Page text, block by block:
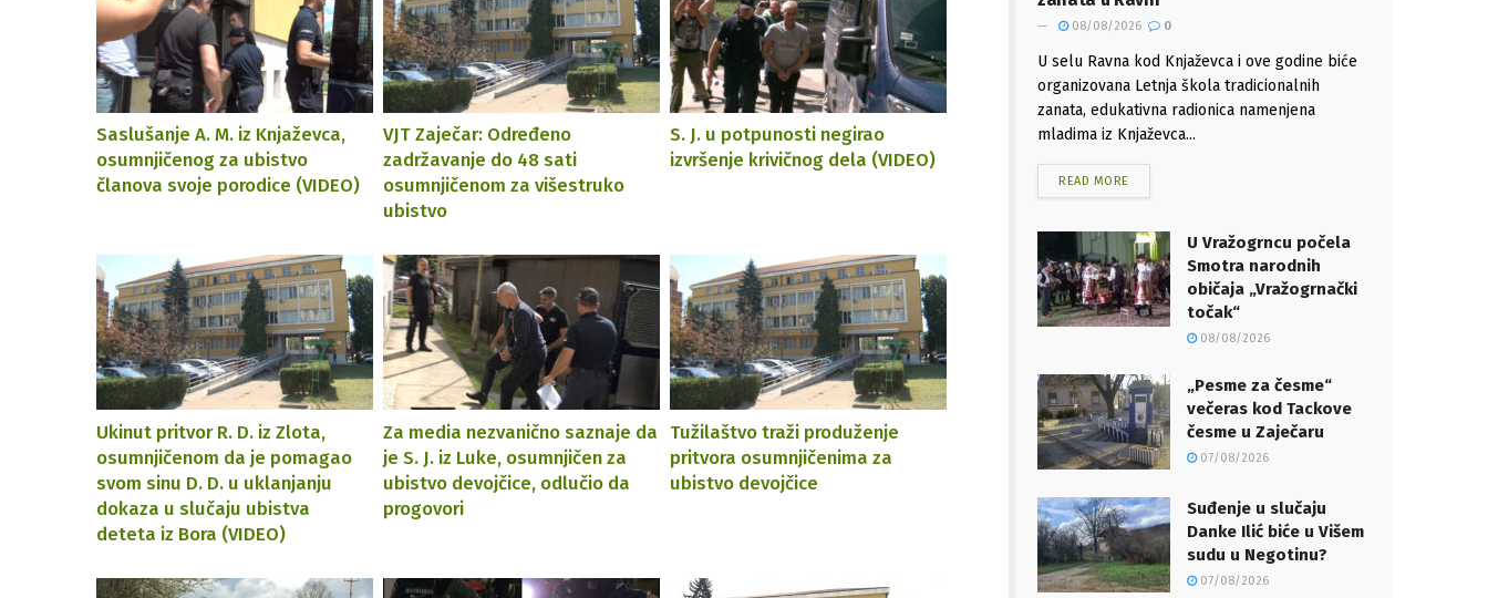
Saslušanje A. M. iz Knjaževca,
osumnjičenog za ubistvo
članova svoje porodice (VIDEO)
VJT Zaječar: Određeno
zadržavanje do 48 sati
osumnjičenom za višestruko
ubistvo
S. J. u potpunosti negirao
izvršenje krivičnog dela (VIDEO)
Ukinut pritvor R. D. iz Zlota,
osumnjičenom da je pomagao
svom sinu D. D. u uklanjanju
dokaza u slučaju ubistva
deteta iz Bora (VIDEO)
Za media nezvanično saznaje da
je S. J. iz Luke, osumnjičen za
ubistvo devojčice, odlučio da
progovori
Tužilaštvo traži produženje
pritvora osumnjičenima za
ubistvo devojčice
08/08/2026 0
U selu Ravna kod Knjaževca i ove godine biće
organizovana Letnja škola tradicionalnih
zanata, edukativna radionica namenjena
mladima iz Knjaževca...
READ MORE
U Vražogrncu počela
Smotra narodnih
običaja „Vražogrnački
točak“
08/08/2026
„Pesme za česme“
večeras kod Tackove
česme u Zaječaru
07/08/2026
Suđenje u slučaju
Danke Ilić biće u Višem
sudu u Negotinu?
07/08/2026